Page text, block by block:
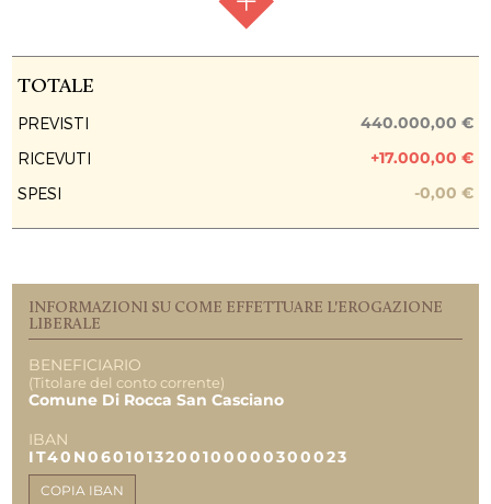
PREVISIONE COSTO TOTALE DELL’INTERVENTO
17.000,00 €
REPORT UTILIZZO MENSILE DELLE
EROGAZIONI
TOTALE
TOTALE
PREVISTI 440.000,00 €
RICEVUTI +17.000,00 €
SPESI -0,00 €
INFORMAZIONI SU COME EFFETTUARE L'EROGAZIONE
LIBERALE
BENEFICIARIO
(Titolare del conto corrente)
Comune Di Rocca San Casciano
IBAN
IT40N0601013200100000300023
COPIA IBAN